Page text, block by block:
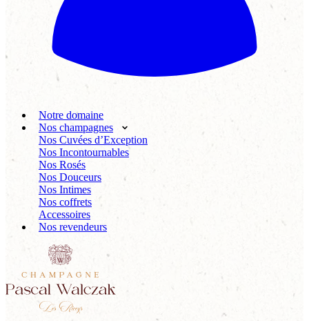
Notre domaine
Nos champagnes
Nos Cuvées d’Exception
Nos Incontournables
Nos Rosés
Nos Douceurs
Nos Intimes
Nos coffrets
Accessoires
Nos revendeurs